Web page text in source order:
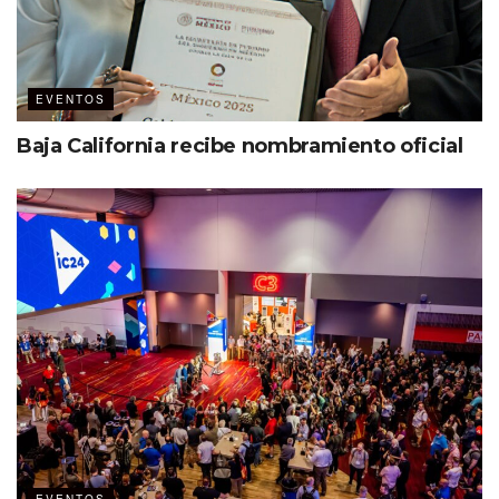
13,500 m2 de exposición
Eleonora García, líder ibtm
Americas
Luiz Bellini, director general
RX México
EVENTOS
Baja California recibe nombramiento oficial